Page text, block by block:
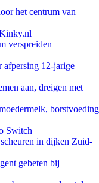
het centrum van
verspreiden
12-jarige
aan, dreigen met
borstvoeding
Switch
in dijken Zuid-
gebeten bij